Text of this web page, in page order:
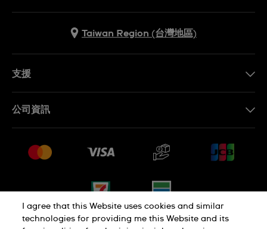
Taiwan Region (台灣地區)
支援
銷售條款
公司資訊
工作機會
I agree that this Website uses cookies and similar
technologies for providing me this Website and its